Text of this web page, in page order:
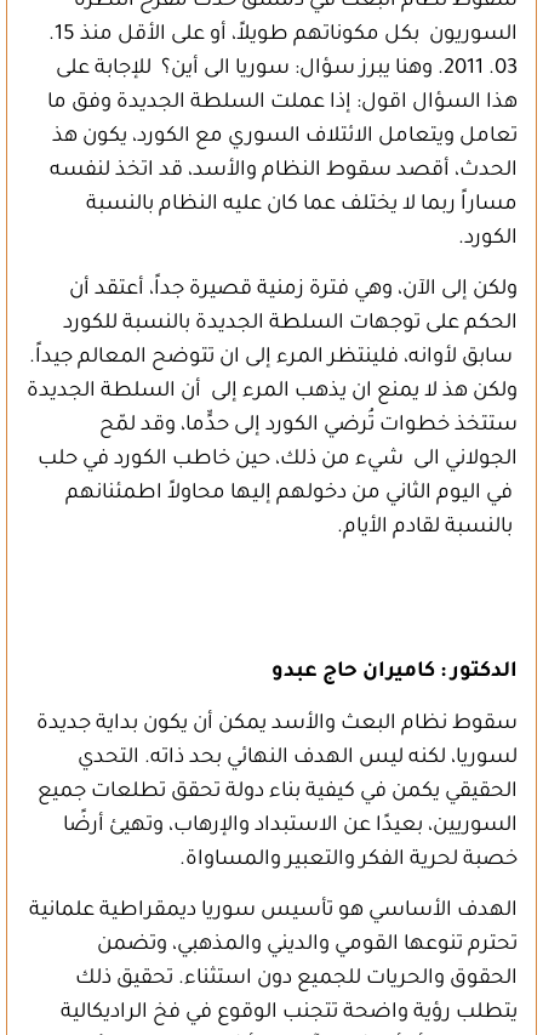
السوريون بكل مكوناتهم طويلاً، أو على الأقل منذ 15.
03. 2011. وهنا يبرز سؤال: سوريا الى أين؟ للإجابة على
هذا السؤال اقول: إذا عملت السلطة الجديدة وفق ما
تعامل ويتعامل الائتلاف السوري مع الكورد، يكون هذ
الحدث، أقصد سقوط النظام والأسد، قد اتخذ لنفسه
مساراً ربما لا يختلف عما كان عليه النظام بالنسبة
الكورد.
ولكن إلى الآن، وهي فترة زمنية قصيرة جداً، أعتقد أن
الحكم على توجهات السلطة الجديدة بالنسبة للكورد
سابق لأوانه، فلينتظر المرء إلى ان تتوضح المعالم جيداً.
ولكن هذ لا يمنع ان يذهب المرء إلى أن السلطة الجديدة
ستتخذ خطوات تُرضي الكورد إلى حدٍّما، وقد لمّح
الجولاني الى شيء من ذلك، حين خاطب الكورد في حلب
في اليوم الثاني من دخولهم إليها محاولاً اطمئنانهم
بالنسبة لقادم الأيام.
الدكتور : كاميران حاج عبدو
سقوط نظام البعث والأسد يمكن أن يكون بداية جديدة
لسوريا، لكنه ليس الهدف النهائي بحد ذاته. التحدي
الحقيقي يكمن في كيفية بناء دولة تحقق تطلعات جميع
السوريين، بعيدًا عن الاستبداد والإرهاب، وتهيئ أرضًا
خصبة لحرية الفكر والتعبير والمساواة.
الهدف الأساسي هو تأسيس سوريا ديمقراطية علمانية
تحترم تنوعها القومي والديني والمذهبي، وتضمن
الحقوق والحريات للجميع دون استثناء. تحقيق ذلك
يتطلب رؤية واضحة تتجنب الوقوع في فخ الراديكالية